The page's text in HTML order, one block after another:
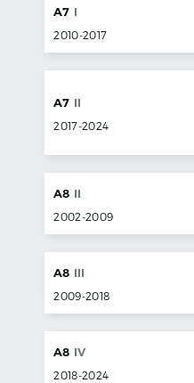
A7 I
2010-2017
A7 II
2017-2024
A8 II
2002-2009
A8 III
2009-2018
A8 IV
2018-2024